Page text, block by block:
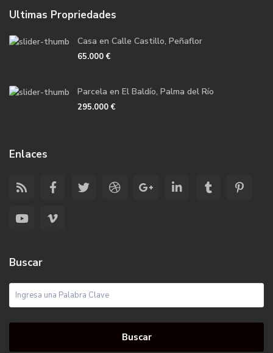
Ultimas Propriedades
Casa en Calle Castillo, Peñaflor
65.000 €
Parcela en El Baldío, Palma del Río
295.000 €
Enlaces
Buscar
Buscar